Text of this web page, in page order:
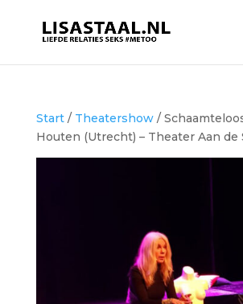
Start/ Theatershow/
Houten (Utrecht) – Theater Aan de